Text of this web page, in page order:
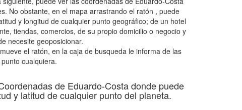
No obstante, en el mapa arrastrando el ratón , puede
y longitud de cualquier punto geográfico; de un hotel
tiendas, comercios, de su propio domicilio o negocio y
necesite geoposicionar.
el ratón, en la caja de busqueda le informa de las
cualquiera.
de Eduardo-Costa donde puede
y latitud de cualquier punto del planeta.